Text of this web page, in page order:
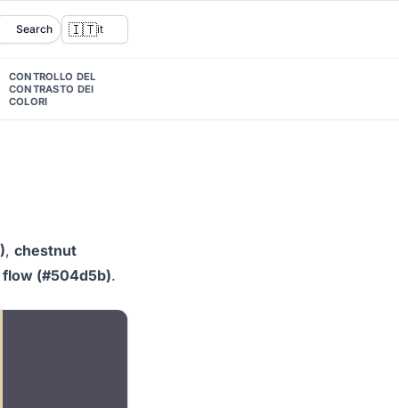
Search 🇮🇹it
CONTROLLO DEL
CONTRASTO DEI
COLORI
, chestnut
flow (#504d5b).